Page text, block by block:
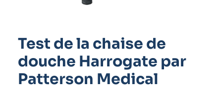
Test de la chaise de
douche Harrogate par
Patterson Medical